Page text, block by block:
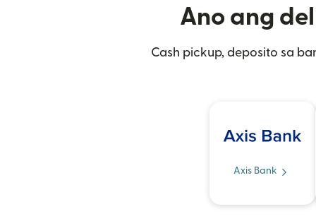
Ano ang
Cash pickup, deposito sa
Axis Bank